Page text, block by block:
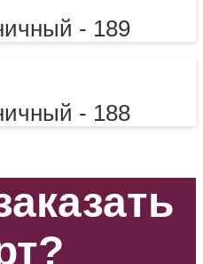
- 189
- 188